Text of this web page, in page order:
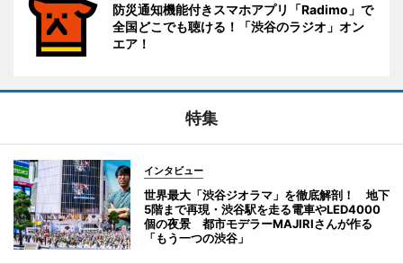
防災通知機能付きスマホアプリ「Radimo」で
全国どこでも聴ける！「渋谷のラジオ」オン
エア！
特集
インタビュー
世界最大「渋谷ジオラマ」を徹底解剖！ 地下
5階まで再現・渋谷駅を走る電車やLED4000
個の夜景 都市モデラーMAJIRIさんが作る
「もう一つの渋谷」